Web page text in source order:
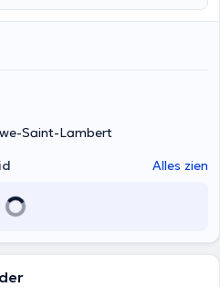
hebt, kunt u haar per e-mail
Saint-Lambert
Alles zien